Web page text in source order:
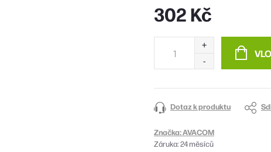
302 Kč
Dotaz k produktu
Značka:AVACOM
Záruka:24 měsíců